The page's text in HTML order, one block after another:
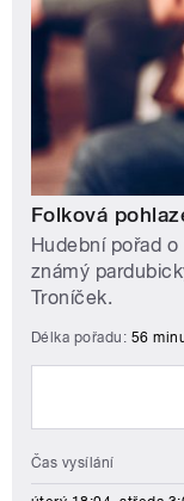
Folková
Hudební pořad
známý
Troníček.
Délka pořadu: 56
Čas vysílání